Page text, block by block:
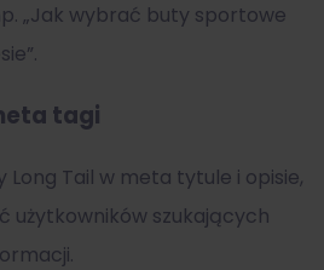
„Jak wybrać buty sportowe
tagi
Long Tail w meta tytule i opisie,
użytkowników szukających